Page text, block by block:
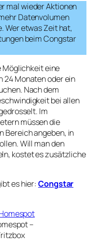
mal wieder Aktionen
Datenvolumen
Wer etwas Zeit hat,
beim Congstar
Möglichkeit eine
Monaten oder ein
Nach dem
bei allen
Im
müssen die
Bereich angeben, in
Will man den
kostet es zusätzliche
es hier:Congstar
–